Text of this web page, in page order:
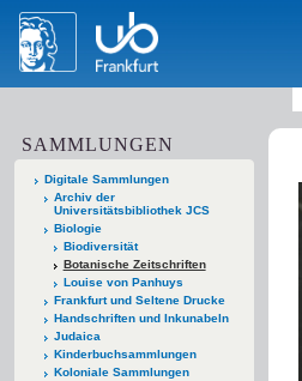
SAMMLUNGEN
Digitale Sammlungen
Archiv der
Universitätsbibliothek JCS
Biologie
Biodiversität
Botanische Zeitschriften
Louise von Panhuys
Frankfurt und Seltene Drucke
Handschriften und Inkunabeln
Judaica
Kinderbuchsammlungen
Koloniale Sammlungen